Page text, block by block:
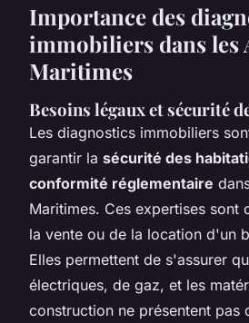
Importance des
immobiliers dans les
Maritimes
Besoins légaux et sécurité
Les diagnostics immobiliers
garantir la sécurité des
conformité réglementaire
Maritimes. Ces expertises sont
la vente ou de la location d'un
Elles permettent de s'assurer
électriques, de gaz, et les
construction ne présentent pas